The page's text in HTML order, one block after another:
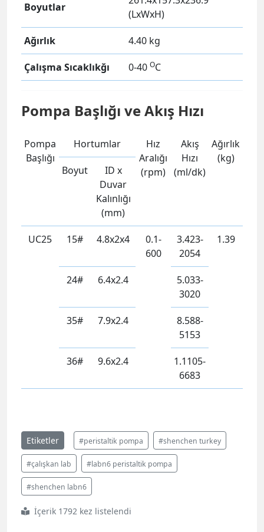
Boyutlar
(LxWxH)
Ağırlık 4.40 kg
Çalışma Sıcaklıkğı 0-40 OC
Pompa Başlığı ve Akış Hızı
Pompa
Başlığı
Hortumlar
Hız
Aralığı
(rpm)
Akış
Hızı
(ml/dk)
Ağırlık
(kg)
Boyut
ID x
Duvar
Kalınlığı
(mm)
UC25 15# 4.8x2x4
0.1-
600
3.423-
2054
1.39
24# 6.4x2.4
5.033-
3020
35# 7.9x2.4
8.588-
5153
36# 9.6x2.4
1.1105-
6683
Etiketler #peristaltik pompa #shenchen turkey
#çalışkan lab #labn6 peristaltik pompa
#shenchen labn6
İçerik 1792 kez listelendi